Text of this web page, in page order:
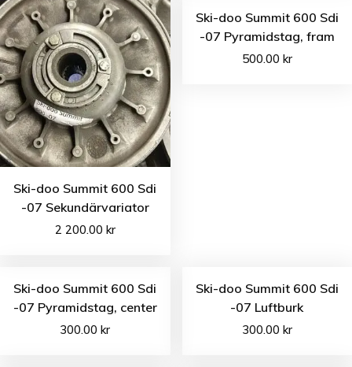
Ski-doo Summit 600 Sdi
-07 Sekundärvariator
2 200.00 kr
Ski-doo Summit 600 Sdi
-07 Pyramidstag, fram
500.00 kr
Ski-doo Summit 600 Sdi
-07 Pyramidstag, center
300.00kr
Ski-doo Summit 600 Sdi
-07 Luftburk
300.00 kr